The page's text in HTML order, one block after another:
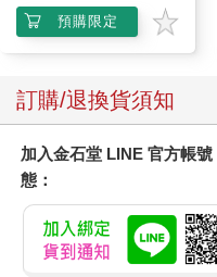
預購限定
訂購/退換貨須知
加入金石堂 LINE 官方帳
態：